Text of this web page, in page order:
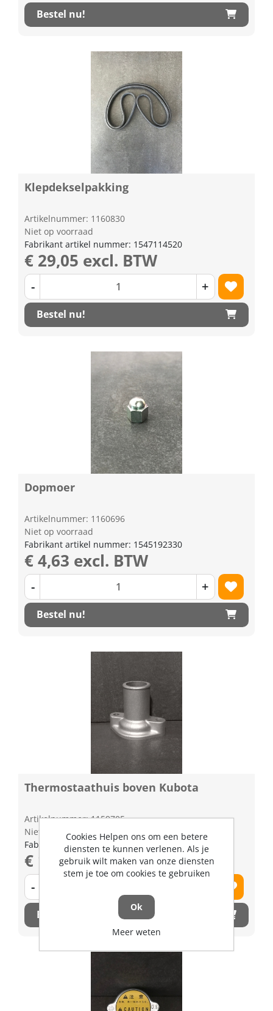
Bestel nu!
Klepdekselpakking
Artikelnummer: 1160830
Niet op voorraad
Fabrikant artikel nummer: 1547114520
€ 29,05 excl. BTW
- +
Bestel nu!
Dopmoer
Artikelnummer: 1160696
Niet op voorraad
Fabrikant artikel nummer: 1545192330
€ 4,63 excl. BTW
- +
Bestel nu!
Thermostaathuis boven Kubota
Artikelnummer: 1159705
Niet op voorraad
Fabrikant artikel nummer: 1532173260
€ 13,34 excl. BTW
-
Bestel nu!
Cookies Helpen ons om een betere
diensten te kunnen verlenen. Als je
gebruik wilt maken van onze diensten
stem je toe om cookies te gebruiken
Ok
Meer weten